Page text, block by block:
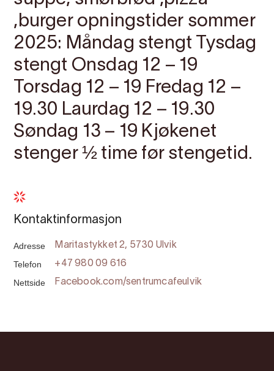
,burger opningstider sommer
2025: Måndag stengt Tysdag
stengt Onsdag 12 – 19
Torsdag 12 – 19 Fredag 12 –
19.30 Laurdag 12 – 19.30
Søndag 13 – 19 Kjøkenet
stenger ½ time før stengetid.
Kontaktinformasjon
Adresse Maritastykket 2, 5730 Ulvik
Telefon +47 980 09 616
Nettside Facebook.com/sentrumcafeulvik